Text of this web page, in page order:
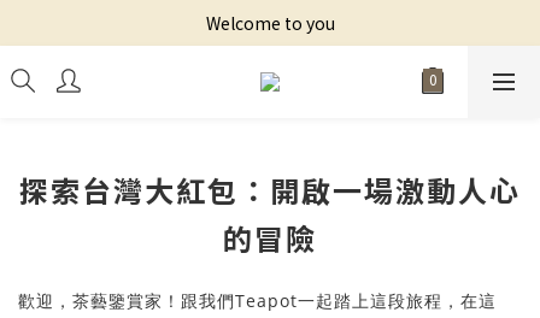
Welcome to you
探索台灣大紅包：開啟一場激動人心
的冒險
歡迎，茶藝鑒賞家！跟我們Teapot一起踏上這段旅程，在這